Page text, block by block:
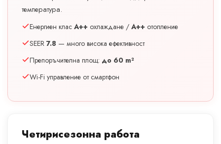
температура.
Енергиен клас A++ охлаждане / A++ отопление
SEER 7.8 — много висока ефективност
Препоръчителна площ: до 60 m²
Wi-Fi управление от смартфон
Четирисезонна работа